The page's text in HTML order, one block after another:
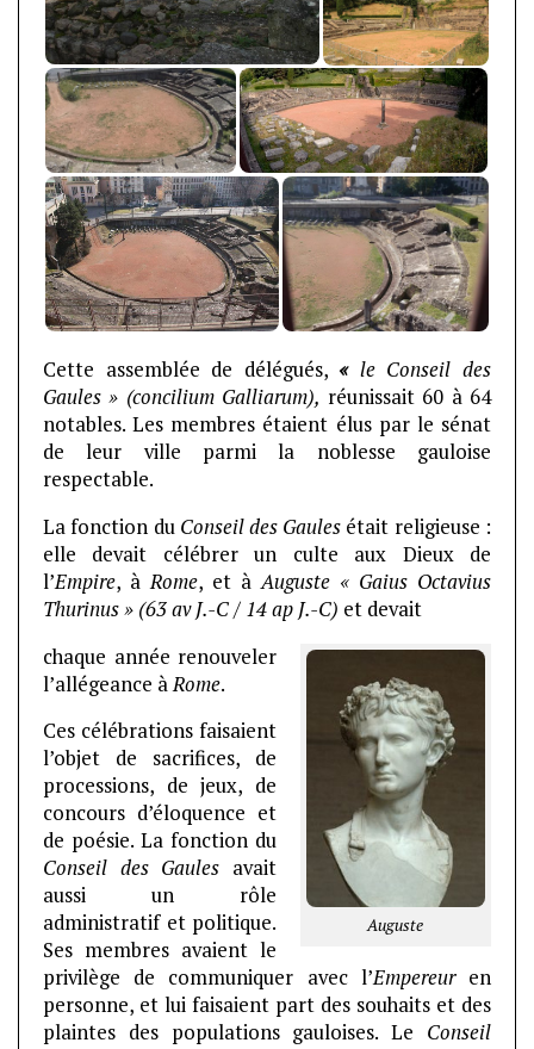
Cette assemblée de délégués,« le Conseil des
Gaules » (concilium Galliarum), réunissait 60 à 64
notables. Les membres étaient élus par le sénat
de leur ville parmi la noblesse gauloise
respectable.
La fonction du Conseil des Gaules était religieuse :
elle devait célébrer un culte aux Dieux de
l’Empire, àRome, et àAuguste « Gaius Octavius
Thurinus » (63 av J.-C / 14 ap J.-C) et devait
Auguste
chaque année renouveler
l’allégeance àRome.
Ces célébrations faisaient
l’objet de sacrifices, de
processions, de jeux, de
concours d’éloquence et
de poésie. La fonction du
Conseil des Gaules avait
aussi un rôle
administratif et politique.
Ses membres avaient le
privilège de communiquer avec l’Empereuren
personne, et lui faisaient part des souhaits et des
plaintes des populations gauloises. Le Conseil